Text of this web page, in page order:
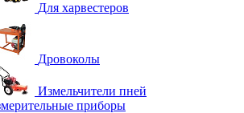
Для харвестеров
Дровоколы
Измельчители пней
приборы